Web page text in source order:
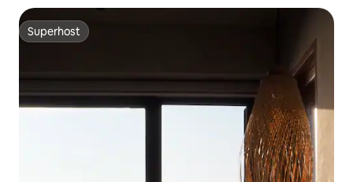
Superhost
Superhost